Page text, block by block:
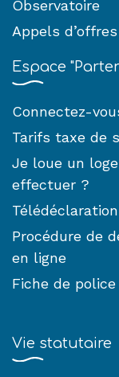
Observatoire
Appels d’offres
Espace
Connectez-
Tarifs taxe de
Je loue un
effectuer ?
Procédure de
en ligne
Fiche de
Vie statutaire